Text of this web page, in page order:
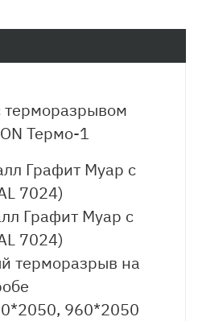
Термо-1
Графит Муар с
7024)
Графит Муар с
7024)
терморазрыв на
960*2050